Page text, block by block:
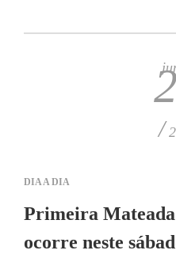
/
DIA A DIA
Primeira
ocorre neste